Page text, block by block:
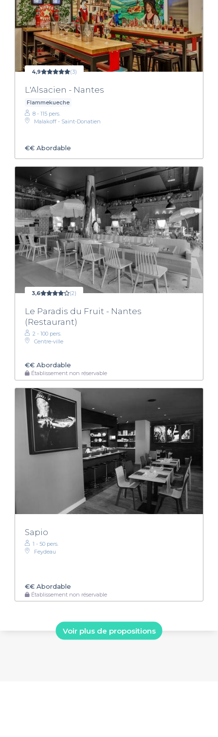
4,9 (3)
L'Alsacien - Nantes
Flammekueche
8 - 115 pers.
Malakoff - Saint-Donatien
€€ Abordable
3,6 (2)
Le Paradis du Fruit - Nantes
(Restaurant)
2 - 100 pers.
Centre-ville
€€ Abordable
Établissement non réservable
Sapio
1 - 50 pers.
Feydeau
€€ Abordable
Établissement non réservable
Voir plus de propositions